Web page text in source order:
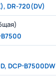
DR-720(DV)
DCP-B7500DW